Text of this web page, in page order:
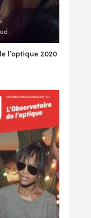
l’optique 2020